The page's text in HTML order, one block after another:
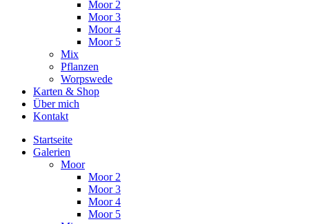
Moor 2
Moor 3
Moor 4
Moor 5
Mix
Pflanzen
Worpswede
Karten & Shop
Über mich
Kontakt
Startseite
Galerien
Moor
Moor 2
Moor 3
Moor 4
Moor 5